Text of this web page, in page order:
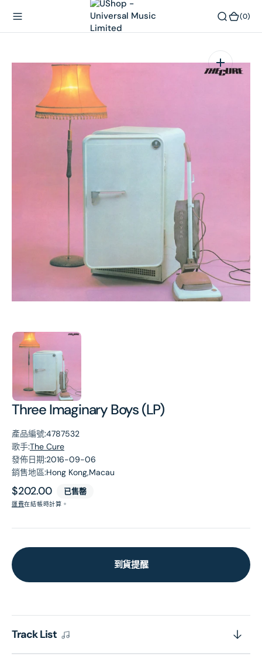
(0)
Three Imaginary Boys (LP)
產品編號:4787532
歌手:The Cure
發佈日期:2016-09-06
銷售地區:Hong Kong,Macau
原
價
$202.00 已售罄
運費在結帳時計算。
到貨提醒
Track List
第
1
張